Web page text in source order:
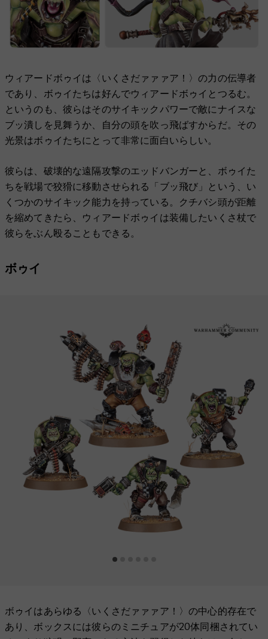
ウィアードボゥイは〈いくさだァァァア！〉の力の伝導者
であり、ボゥイたちは好んでウィアードボゥイとつるむ。
というのも、彼らはそのサイキックパワーで敵にナイスな
ブッ潰しを見舞うか、自分の頭を吹っ飛ばすからだ。その
光景はボゥイたちにとって非常に面白いらしい。
彼らは、破壊的な遠隔攻撃のエッドバンガーと、ボゥイた
ちを戦場で狡猾に移動させられる「ブッ飛び」という、い
くつかのサイキック能力を持っている。クチバシ頭が距離
を縮めてきたら、ウィアードボゥイは装備したいくさ杖で
彼らをぶん殴ることもできる。
ボゥイ
ボゥイはあらゆる〈いくさだァァァア！〉の中心的存在で
あり、ボックスには彼らのミニチュアが20体同梱されてい